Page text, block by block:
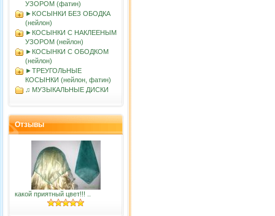
УЗОРОМ (фатин)
►KOСЫНКИ БЕЗ ОБОДКА
(нейлон)
►КОСЫНКИ С НАКЛЕЕНЫМ
УЗОРОМ (нейлон)
►КОСЫНКИ С ОБОДКОМ
(нейлон)
►ТРЕУГОЛЬНЫЕ
КОСЫНКИ (нейлон, фатин)
♫ МУЗЫКАЛЬНЫЕ ДИСКИ
Отзывы
какой приятный цвет!!! ..